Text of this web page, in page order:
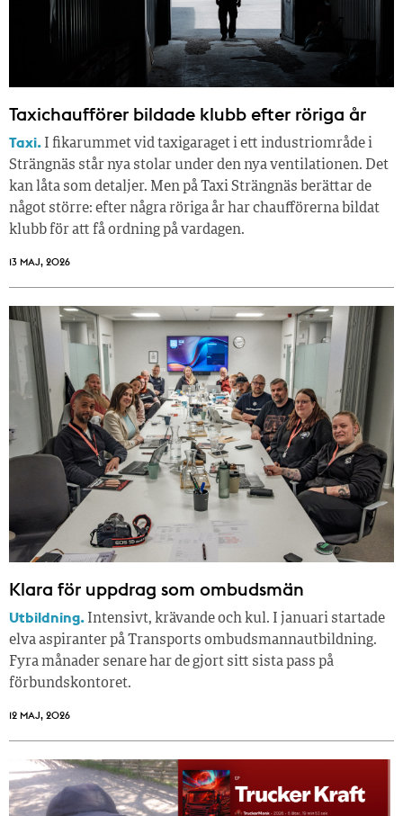
Taxichaufförer bildade klubb efter röriga år
Taxi. I fikarummet vid taxigaraget i ett industriområde i
Strängnäs står nya stolar under den nya ventilationen. Det
kan låta som detaljer. Men på Taxi Strängnäs berättar de
något större: efter några röriga år har chaufförerna bildat
klubb för att få ordning på vardagen.
13 MAJ, 2026
Klara för uppdrag som ombudsmän
Utbildning. Intensivt, krävande och kul. I januari startade
elva aspiranter på Transports ombudsmannautbildning.
Fyra månader senare har de gjort sitt sista pass på
förbundskontoret.
12 MAJ, 2026